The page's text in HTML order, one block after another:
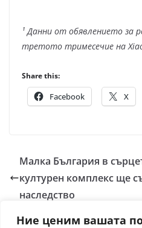
Ние ценим вашата
¹ Данни от обявлението за
третото тримесечие на
Share this:
Facebook X
Малка България в
културен комплекс ще
наследство